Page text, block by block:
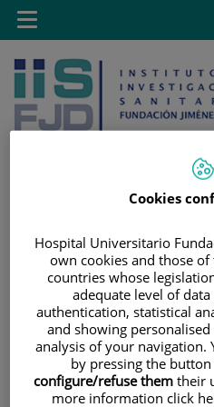
Saltar al contenido
contenido
Toggle
navigation
Cookies
Hospital Universitario
own cookies and those
countries whose
adequate level of
authentication, statistical
and showing
analysis of your navigation.
by pressing the button
configure/refuse them their
more information click